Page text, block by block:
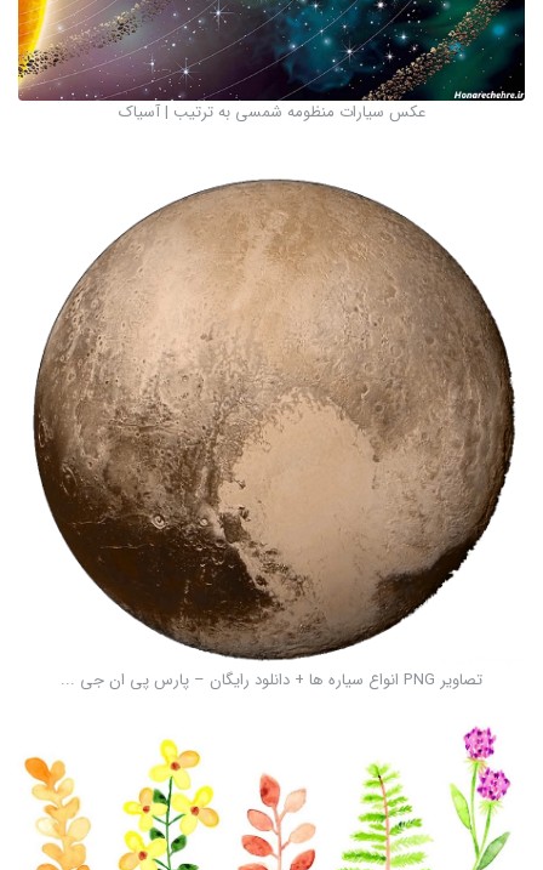
عکس سیارات منظومه شمسی به ترتیب | آسیاک
تصاویر PNG انواع سیاره ها + دانلود رایگان – پارس پی ان جی ...